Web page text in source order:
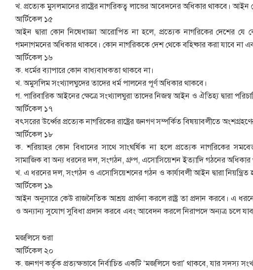
খ. প্রত্যেক মুসলমানের রাষ্ট্রের নাগরিকত্ব লাভের আবেদনের অধিকার থাকবে।
আর্টিকেল ১৫
আইন দ্বারা কোন নিষেধাজ্ঞা আরোপিত না হলে, প্রত্যেক নাগরিকের দেশের যে
গমনাগমনের অধিকার থাকবে। কোন নাগরিককে দেশ থেকে বহিষ্কার করা যাবে না এবং
আর্টিকেল ১৬
ক. ধর্মের ব্যাপারে কোন বাধ্যবাধকতা থাকবে না।
খ. অমুসলিম সংখ্যালঘুদের তাদের ধর্ম পালনের পূর্ণ অধিকার থাকবে।
গ. পারিবারিক আইনের ক্ষেত্রে সংখ্যালঘুরা তাদের নিজস্ব আইন ও ঐতিহ্য দ্বারা
আর্টিকেল ১৭
বৎসরের উর্ধ্বের প্রত্যেক নাগরিকের রাষ্ট্রের জনগণ সম্পর্কিত বিষয়াবলীতে
আর্টিকেল ১৮
ক. শরিয়াহর কোন বিধানের সাথে সাংঘর্ষিক না হলে প্রত্যেক নাগরিকের
সামাজিক বা অন্য ধরনের দল, সংগঠন, গ্রুপ, এসোসিয়েশন ইত্যাদি গঠনের অধিকার
খ. এ ধরনের দল, সংগঠন ও এসোসিয়েশনের গঠন ও কার্যাবলী আইন দ্বারা নিয়ন্ত্রিত
আর্টিকেল ১৯
আইন অনুসারে কেউ রাজনৈতিক আশ্রয় প্রার্থনা করলে রাষ্ট্র তা প্রদান করবে। এ ধরনের
ও অন্যান্য সুযোগ সুবিধা প্রদান করবে এবং আবেদন করলে নিরাপদে অন্যত্র চলে
মজলিসে শুরা
আর্টিকেল ২০
ক. জনগণ কর্তৃক প্রত্যক্ষভাবে নির্বাচিত একটি ‘মজলিসে শুরা’ থাকবে, যার সদস্য